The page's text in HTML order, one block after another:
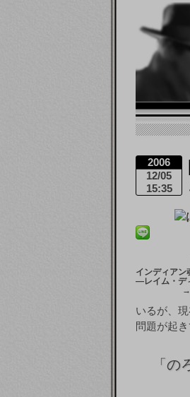
2006
12/05
15:35
インディアン
―レイム・デ
→
いるが、
問題が起
「 の